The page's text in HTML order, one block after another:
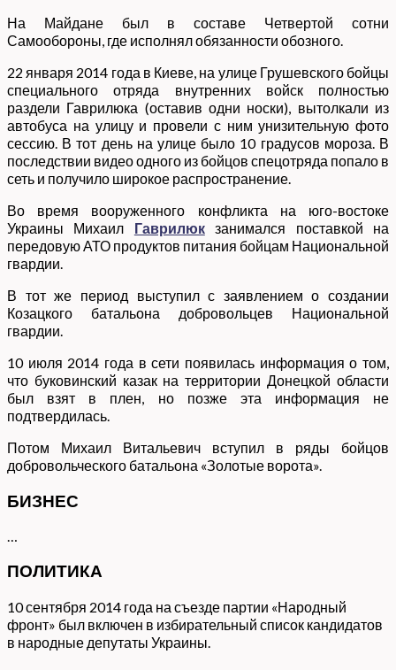
На Майдане был в составе Четвертой сотни
Самообороны, где исполнял обязанности обозного.
22 января 2014 года в Киеве, на улице Грушевского бойцы
специального отряда внутренних войск полностью
раздели Гаврилюка (оставив одни носки), вытолкали из
автобуса на улицу и провели с ним унизительную фото
сессию. В тот день на улице было 10 градусов мороза. В
последствии видео одного из бойцов спецотряда попало в
сеть и получило широкое распространение.
Во время вооруженного конфликта на юго-востоке
Украины Михаил Гаврилюкзанимался поставкой на
передовую АТО продуктов питания бойцам Национальной
гвардии.
В тот же период выступил с заявлением о создании
Козацкого батальона добровольцев Национальной
гвардии.
10 июля 2014 года в сети появилась информация о том,
что буковинский казак на территории Донецкой области
был взят в плен, но позже эта информация не
подтвердилась.
Потом Михаил Витальевич вступил в ряды бойцов
добровольческого батальона «Золотые ворота».
БИЗНЕС
…
ПОЛИТИКА
10 сентября 2014 года на съезде партии «Народный
фронт» был включен в избирательный список кандидатов
в народные депутаты Украины.